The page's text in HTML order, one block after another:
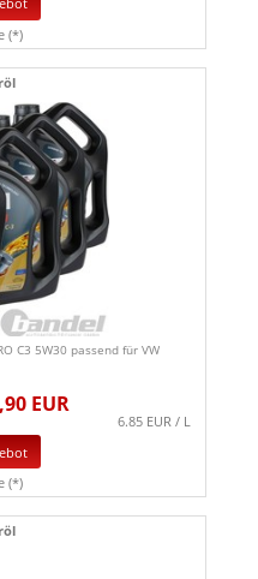
(*)
C3 5W30 passend für VW
EUR
6.85 EUR / L
(*)